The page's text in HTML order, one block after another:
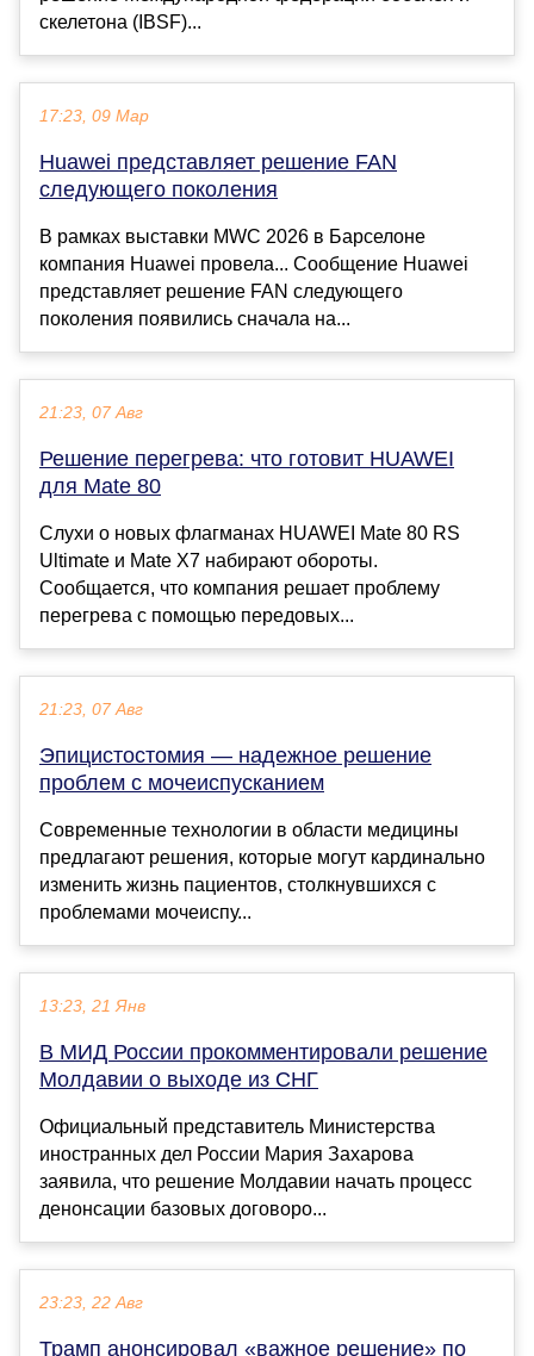
скелетона (IBSF)...
17:23, 09 Мар
Huawei представляет решение FAN
следующего поколения
В рамках выставки MWC 2026 в Барселоне
компания Huawei провела... Сообщение Huawei
представляет решение FAN следующего
поколения появились сначала на...
21:23, 07 Авг
Решение перегрева: что готовит HUAWEI
для Mate 80
Слухи о новых флагманах HUAWEI Mate 80 RS
Ultimate и Mate X7 набирают обороты.
Сообщается, что компания решает проблему
перегрева с помощью передовых...
21:23, 07 Авг
Эпицистостомия — надежное решение
проблем с мочеиспусканием
Современные технологии в области медицины
предлагают решения, которые могут кардинально
изменить жизнь пациентов, столкнувшихся с
проблемами мочеиспу...
13:23, 21 Янв
В МИД России прокомментировали решение
Молдавии о выходе из СНГ
Официальный представитель Министерства
иностранных дел России Мария Захарова
заявила, что решение Молдавии начать процесс
денонсации базовых договоро...
23:23, 22 Авг
Трамп анонсировал «важное решение» по